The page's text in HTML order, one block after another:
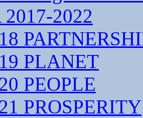
2022
PLANET
PEOPLE
PROSPERITY